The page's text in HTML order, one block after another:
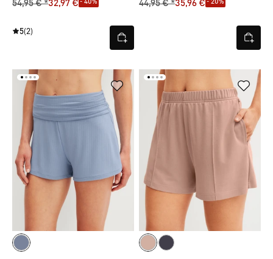
54,95 € *32,97 € - 40%
5(2)
44,95 € *35,96 € - 20%